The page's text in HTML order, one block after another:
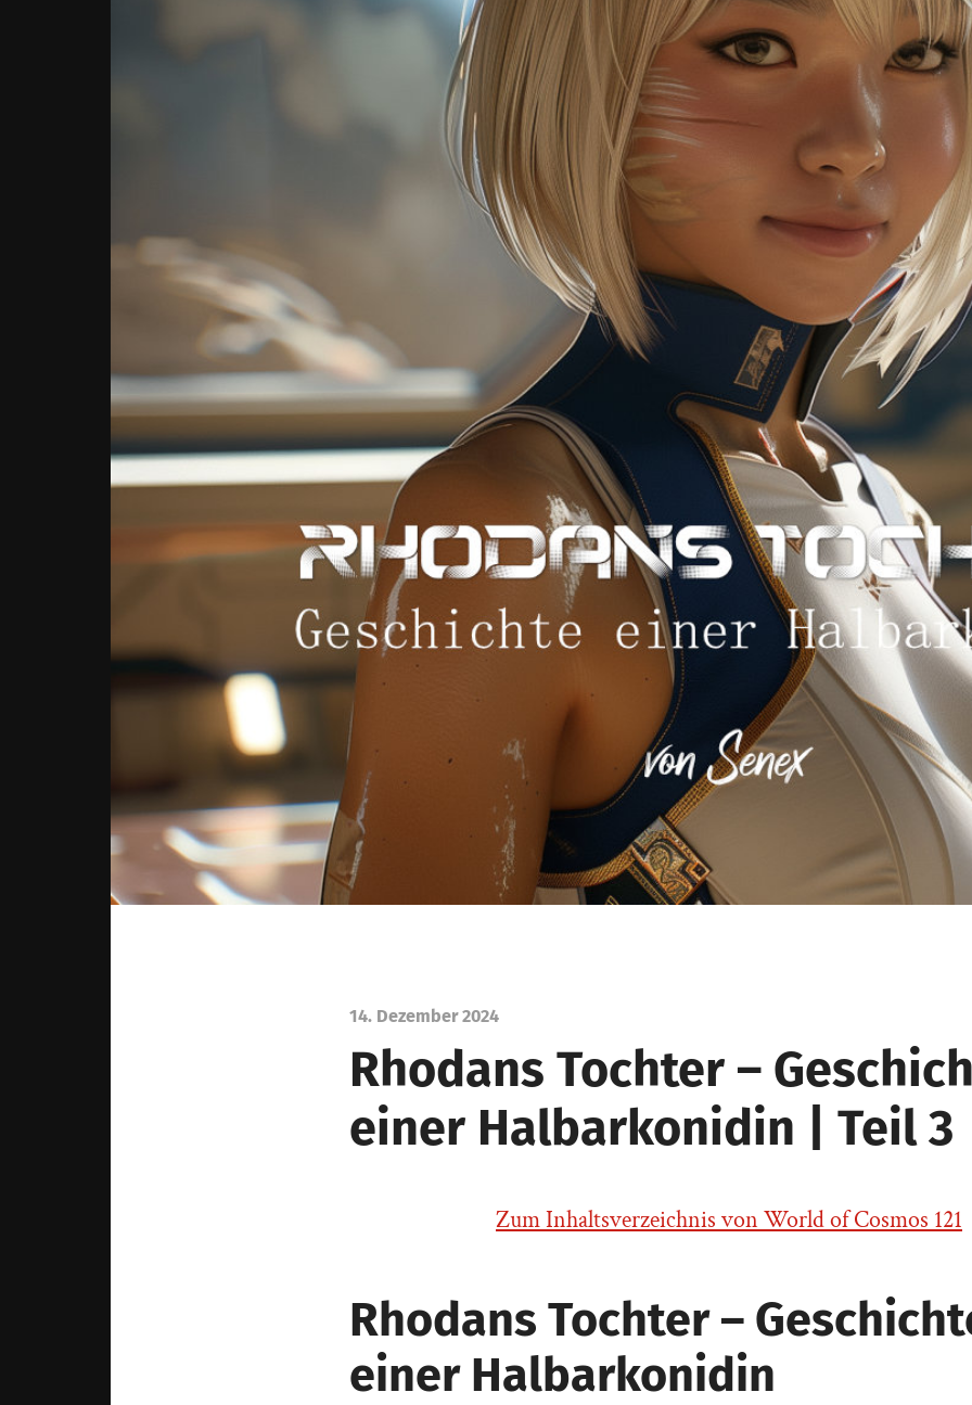
14. Dezember 2024
Rhodans Tochter –
einer Halbarkonidin | Teil 3
Zum Inhaltsverzeichnis von World of Cosmos 121
Rhodans Tochter –
einer Halbarkonidin